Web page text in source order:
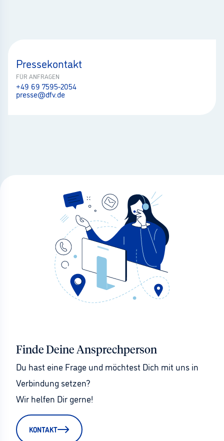
Pressekontakt
FÜR ANFRAGEN
+49 69 7595-2054
presse@dfv.de
Finde Deine Ansprechperson
Du hast eine Frage und möchtest Dich mit uns in
Verbindung setzen?
Wir helfen Dir gerne!
KONTAKT